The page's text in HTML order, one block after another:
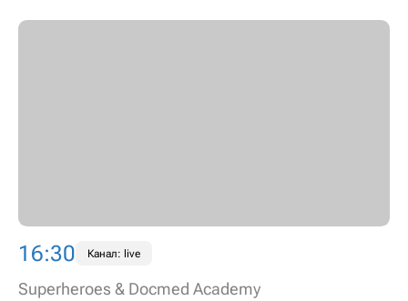
16:30 Канал: live
Superheroes & Docmed Academy